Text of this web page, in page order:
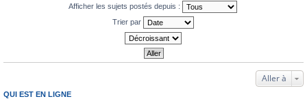
Afficher les sujets postés depuis :
Trier par
Aller à
QUI EST EN LIGNE